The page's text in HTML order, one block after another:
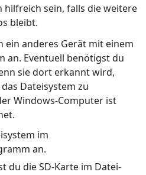
sein, falls die weitere
bleibt.
ein anderes Gerät mit einem
an. Eventuell benötigst du
sie dort erkannt wird,
Dateisystem zu
Windows-Computer ist
im
an.
du die SD-Karte im Datei-